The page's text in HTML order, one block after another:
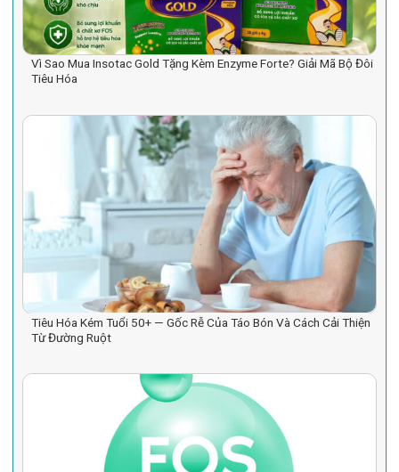
Vì Sao Mua Insotac Gold Tặng Kèm Enzyme Forte? Giải Mã Bộ Đôi
Tiêu Hóa
Tiêu Hóa Kém Tuổi 50+ — Gốc Rễ Của Táo Bón Và Cách Cải Thiện
Từ Đường Ruột